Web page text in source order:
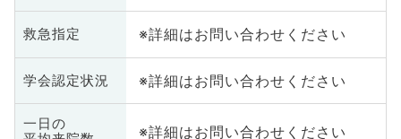
救急指定 ※詳細はお問い合わせください
学会認定状況 ※詳細はお問い合わせください
一日の
※詳細はお問い合わせください